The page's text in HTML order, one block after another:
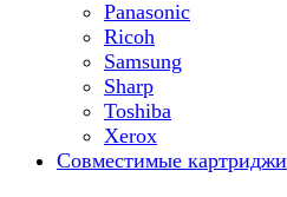
Panasonic
Ricoh
Samsung
Sharp
Toshiba
Xerox
Совместимые картриджи